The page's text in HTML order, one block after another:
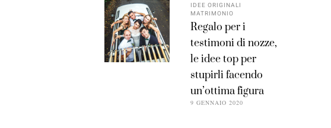
IDEE ORIGINALI
MATRIMONIO
Regalo per i
testimoni di nozze,
le idee top per
stupirli facendo
un’ottima figura
9 GENNAIO 2020